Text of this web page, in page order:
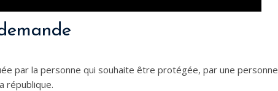
par la personne qui souhaite être protégée, par une personne
république.